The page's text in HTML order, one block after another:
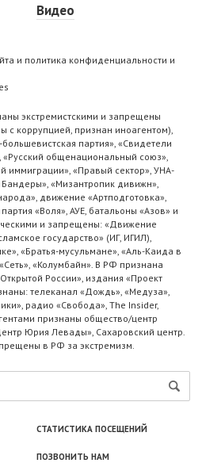
Видео
и политика конфиденциальности и
экстремистскими и запрещены
коррупцией, признан иноагентом),
партия», «Свидетели
общенациональный союз»,
иммиграции», «Правый сектор», УНА-
«Мизантропик дивижн»,
движение «Артподготовка»,
«Воля», АУЕ, батальоны «Азов» и
и запрещены: «Движение
государство» (ИГ, ИГИЛ),
«Братья-мусульмане», «Аль-Каида в
«Колумбайн». В РФ признана
России», издания «Проект
телеканал «Дождь», «Медуза»,
радио «Свобода», The Insider,
признаны общество/центр
Юрия Левады», Сахаровский центр.
в РФ за экстремизм.
СТАТИСТИКА ПОСЕЩЕНИЙ
ПОЗВОНИТЬ НАМ